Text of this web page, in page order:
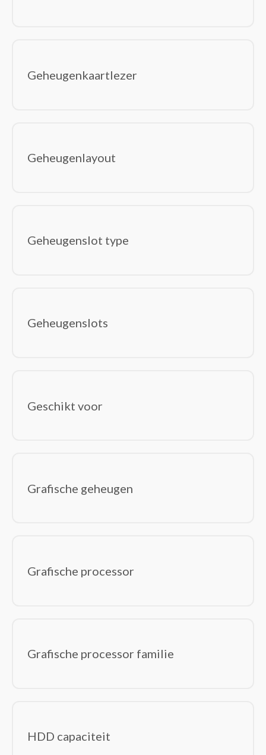
Geheugenkaartlezer
Geheugenlayout
Geheugenslot type
Geheugenslots
Geschikt voor
Grafische geheugen
Grafische processor
Grafische processor familie
HDD capaciteit